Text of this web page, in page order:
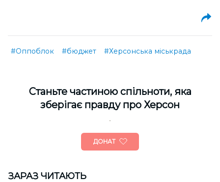
#Оппоблок #бюджет #Херсонська міськрада
Cтаньте частиною спільноти, яка
зберігає правду про Херсон
ДОНАТ
ЗАРАЗ ЧИТАЮТЬ